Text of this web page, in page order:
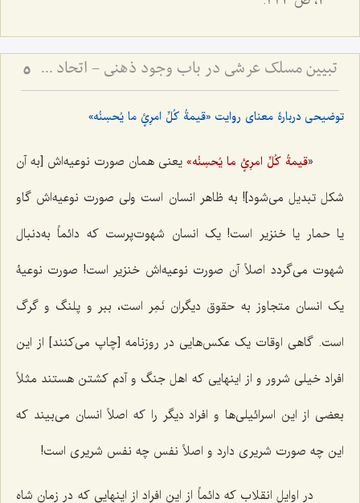
تبیین مسلک عرشی در باب وجود ذهنی - اتحاد علم و معلوم در پرتو حقیقت وجود 5
توضیحی دربارۀ معنای روایت «قیمةُ کُلِّ امرِئٍ ما یُحسِنُه»
«قیمةُ کُلِّ امرِئٍ ما یُحسِنُه»یعنی همان صورت نوعیه‌اش [به آن
شکل تبدیل می‌شود]! به ظاهر انسان است ولی صورت نوعیه‌اش گاو
یا حمار یا خنزیر است! یک انسان شهوت‌پرست که دائماً به‌دنبال
شهوت می‌گردد اصلاً آن صورت نوعیه‌اش خنزیر است! صورت نوعیۀ
یک انسان متجاوز به حقوق دیگران نَمِر است، ببر و پلنگ و گرگ
است. گاهی اوقات یک عکس‌هایی در روزنامه [چاپ می‌کنند] از این
افراد خیلی شرور و از اینهایی که اهل جنگ و آدم کشتن هستند مثلاً
بعضی از این اسرائیلی‌ها و افراد دیگر را که اصلاً انسان می‌بیند که
این چه صورت شریری دارد و اصلاً نفس چه نفس شریری است!
در اوایل انقلاب که دائماً از این افراد از اینهایی که در زمان شاه